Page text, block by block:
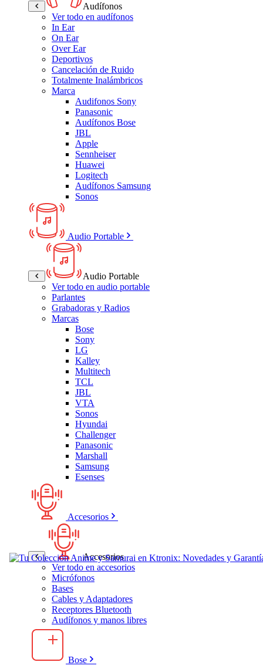
Audífonos
Ver todo en audífonos
In Ear
On Ear
Over Ear
Deportivos
Cancelación de Ruido
Totalmente Inalámbricos
Marca
Audifonos Sony
Panasonic
Audífonos Bose
JBL
Apple
Sennheiser
Huawei
Logitech
Audífonos Samsung
Sonos
Audio Portable
Audio Portable
Ver todo en audio portable
Parlantes
Grabadoras y Radios
Marcas
Bose
Sony
LG
Kalley
Multitech
TCL
JBL
VTA
Sonos
Hyundai
Challenger
Panasonic
Marshall
Samsung
Esenses
Accesorios
Accesorios
Ver todo en accesorios
Micrófonos
Bases
Cables y Adaptadores
Receptores Bluetooth
Audífonos y manos libres
Bose